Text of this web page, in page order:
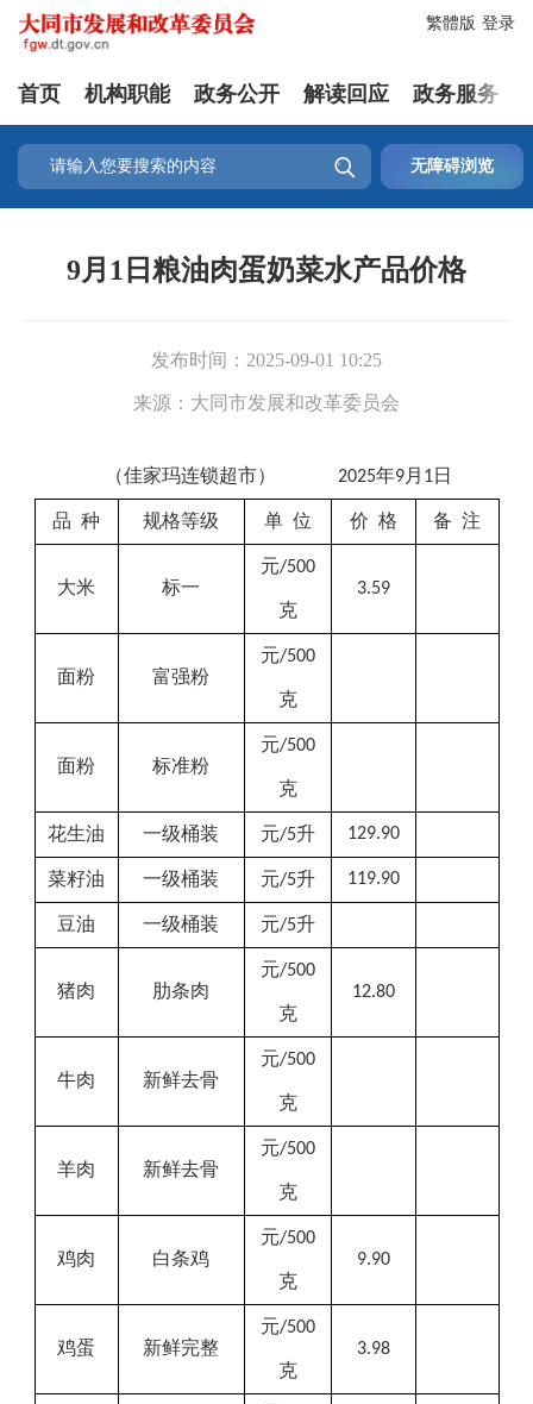
登录
繁體版
首页 机构职能 政务公开 解读回应 政务服务
 无障碍浏览
9月1日粮油肉蛋奶菜水产品价格
发布时间： 2025-09-01 10:25
来源： 大同市发展和改革委员会
（佳家玛连锁超市） 2025年9月 1日
品 种 规格等级 单 位 价 格 备 注
大米 标一
元/500
克
3.59
面粉 富强粉
元/500
克
面粉 标准粉
元/500
克
花生油 一级桶装 元/5升 129.90
菜籽油 一级桶装 元/5升 119.90
豆油 一级桶装 元/5升
猪肉 肋条肉
元/500
克
12.80
牛肉 新鲜去骨
元/500
克
羊肉 新鲜去骨
元/500
克
鸡肉 白条鸡
元/500
克
9.90
鸡蛋 新鲜完整
元/500
克
3.98